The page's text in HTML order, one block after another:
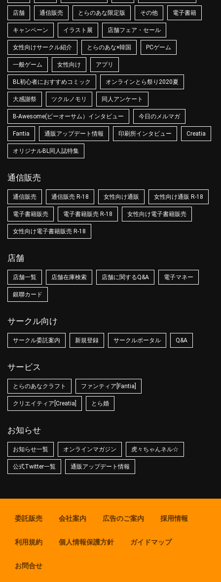
店舗 通信販売 とらのあな限定版 その他 電子書籍
キャンペーン イラスト展 店舗フェア・セール
女性向けサークル紹介 とらのあな×韓国 PCゲーム
一般ゲーム 女性向け アプリ
BL初心者におすすめコミック オンラインとら祭り2020夏
大感謝祭 ツクルノモリ 同人アンケート
B-Awesome(ビーオーサム）インタビュー 今日のメルマガ
Fantia 通販アップデート情報 印刷所インタビュー Creatia
オリジナルBL同人誌特集
通信販売
通信販売 通信販売 R-18 女性向け通販 女性向け通販 R-18
電子書籍販売 電子書籍販売 R-18 女性向け電子書籍販売
女性向け電子書籍販売 R-18
店舗
店舗一覧 店舗在庫検索 店舗に関するQ&A 電子マネー
銀聯カード
サークル向け
サークル委託案内 新規登録 サークルポータル Q&A
サービス
とらのあなクラフト ファンティア[Fantia]
クリエイティア[Creatia] とら婚
お知らせ
お知らせ一覧 オンラインマガジン 虎々ちゃんネル☆
公式Twitter一覧 通販アップデート情報
委託販売 会社案内 広告のご案内 採用情報
利用規約 個人情報保護方針 ガイドマップ
お問合せ